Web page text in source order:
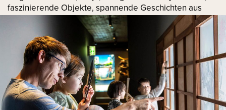
faszinierende Objekte, spannende Geschichten aus
Japan. Welcher Samurai-Clan im Museum fasziniert sie